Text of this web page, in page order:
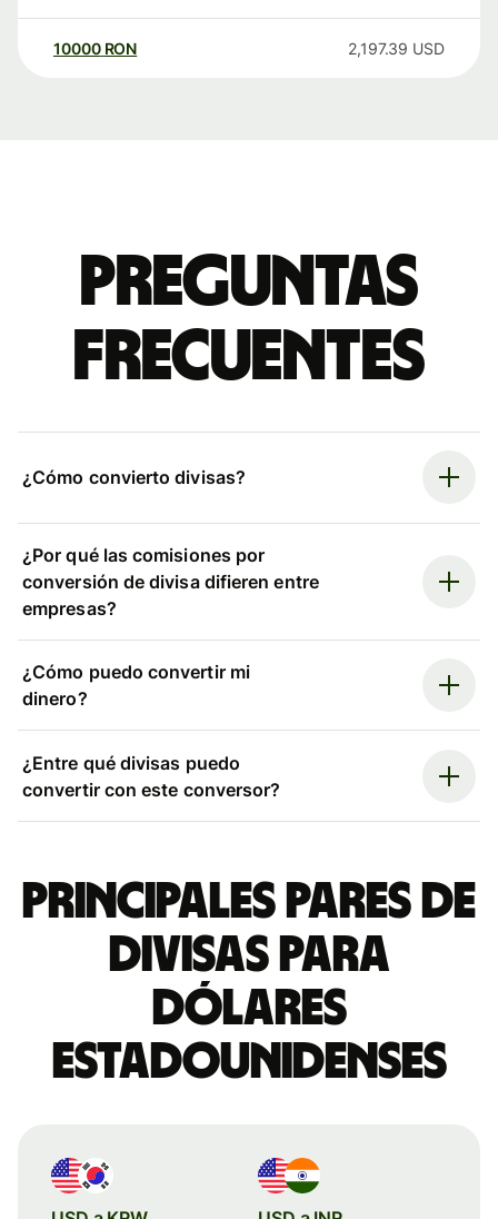
10000 RON 2,197.39 USD
Preguntas
frecuentes
¿Cómo convierto divisas?
¿Por qué las comisiones por
conversión de divisa difieren entre
empresas?
¿Cómo puedo convertir mi
dinero?
¿Entre qué divisas puedo
convertir con este conversor?
Principales pares de
divisas para
dólares
estadounidenses